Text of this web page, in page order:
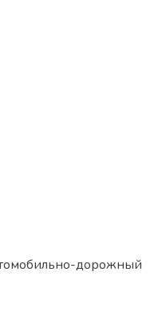
дорожный